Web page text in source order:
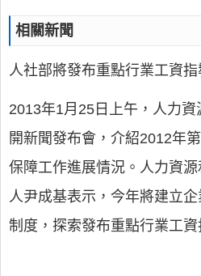
相關新聞
人社部將發布重點行業工資指
2013年1月25日上午，人力
開新聞發布會，介紹2012年
保障工作進展情況。人力資
人尹成基表示，今年將建立
制度，探索發布重點行業工資